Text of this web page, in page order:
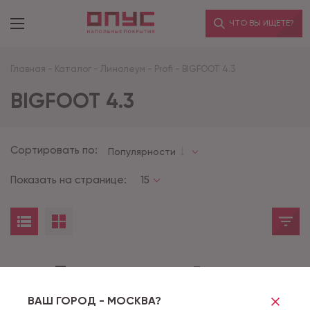
ВАШ ГОРОД - МОСКВА?
ЧТО ВЫ ИЩЕТЕ?
Главная - Каталог - Линолеум - Profi - BIGFOOT 4.3
BIGFOOT 4.3
Сортировать по: Популярности
Показать на странице: 15
Товары не найдены